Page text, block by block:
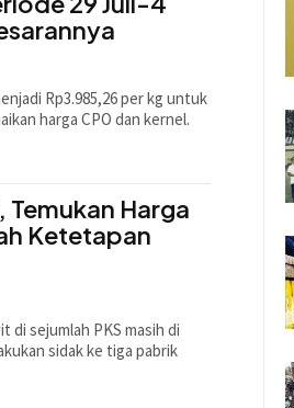
Rp3.985,26 per kg untuk
harga CPO dan kernel.
Temukan Harga
Ketetapan
di sejumlah PKS masih di
sidak ke tiga pabrik